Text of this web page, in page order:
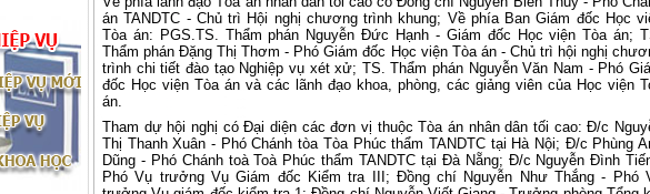
án TANDTC - Chủ trì Hội nghị chương trình khung; Về phía Ban Giám đốc Học
Tòa án: PGS.TS. Thẩm phán Nguyễn Đức Hạnh - Giám đốc Học viện Tòa án;
Thẩm phán Đặng Thị Thơm - Phó Giám đốc Học viện Tòa án - Chủ trì hội nghị
trình chi tiết đào tạo Nghiệp vụ xét xử; TS. Thẩm phán Nguyễn Văn Nam - Phó
đốc Học viện Tòa án và các lãnh đạo khoa, phòng, các giảng viên của Học viện
án.
Tham dự hội nghị cóĐại diện các đơn vị thuộc Tòa án nhân dân tối cao:Đ/c
Thị Thanh Xuân - Phó Chánh tòa Tòa Phúc thẩm TANDTC tại Hà Nội; Đ/c Phùng
Dũng - Phó Chánh toà Toà Phúc thẩm TANDTC tại Đà Nẵng; Đ/c Nguyễn Đình
Phó Vụ trưởngVụ Giám đốc Kiểm tra III ; Đồng chí Nguyễn Như Thắng - Phó